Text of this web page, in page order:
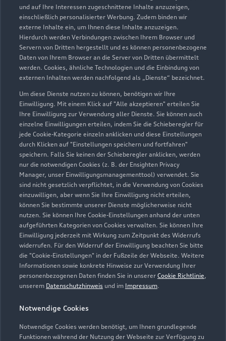
und auf Ihre Interessen zugeschnittene Inhalte anzuzeigen,
einschließlich personalisierter Werbung. Zudem binden wir
externe Inhalte ein, um Ihnen diese Inhalte anzuzeigen.
Hierdurch werden Verbindungen zwischen Ihrem Browser und
Servern von Dritten hergestellt und es können personenbezogene
Daten von Ihrem Browser an die Server von Dritten übermittelt
werden. Cookies, ähnliche Technologien und die Einbindung von
externen Inhalten werden nachfolgend als „Dienste“ bezeichnet.
Um diese Dienste nutzen zu können, benötigen wir Ihre
Einwilligung. Mit einem Klick auf "Alle akzeptieren" erteilen Sie
Ihre Einwilligung zur Verwendung aller Dienste. Sie können auch
einzelne Einwilligungen erteilen, indem Sie die Schieberegler für
jede Cookie-Kategorie einzeln anklicken und diese Einstellungen
durch Klicken auf "Einstellungen speichern und fortfahren"
speichern. Falls Sie keinen der Schieberegler anklicken, werden
nur die notwendigen Cookies (z. B. der Ensighten Privacy
Manager, unser Einwilligungsmanagementtool) verwendet. Sie
sind nicht gesetzlich verpflichtet, in die Verwendung von Cookies
einzuwilligen, aber wenn Sie Ihre Einwilligung nicht erteilen,
können Sie bestimmte unserer Dienste möglicherweise nicht
nutzen. Sie können Ihre Cookie-Einstellungen anhand der unten
aufgeführten Kategorien von Cookies verwalten. Sie können Ihre
Einwilligung jederzeit mit Wirkung zum Zeitpunkt des Widerrufs
widerrufen. Für den Widerruf der Einwilligung beachten Sie bitte
die "Cookie-Einstellungen" in der Fußzeile der Webseite. Weitere
Informationen sowie konkrete Hinweise zur Verwendung Ihrer
personenbezogenen Daten finden Sie in unserer Cookie Richtlinie,
unserem Datenschutzhinweis und im Impressum.
Notwendige Cookies
Notwendige Cookies werden benötigt, um Ihnen grundlegende
Funktionen während der Nutzung der Webseite zur Verfügung zu
Kontaktdaten herunterladen
Öffnungszeiten
Service
Schließt bald18:00
Teile- & Zubehörverkauf
Schließt bald18:00
Zur Reparatur